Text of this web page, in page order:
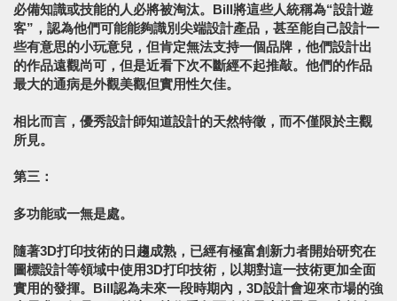
必備知識或技能的人必將被淘汰。Bill將這些人統稱為“設計遊
客”，認為他們可能能夠識別尖端設計產品，甚至能自己設計一
些有意思的小玩意兒，但肯定無法支持一個品牌，他們設計出
的作品遠觀尚可，但是近看下次不斷經不起推敲。他們的作品
最大的通病是外觀美觀但實用性欠佳。
相比而言，優秀設計師知道設計的天然特徵，而不僅限於主觀
所見。
第三：
多功能或一無是處。
隨著3D打印技術的日趨成熟，已經有極富創新力者開始研究在
圖標設計等領域中使用3D打印技術，以期對這一技術更加全面
實用的發揮。Bill認為未來一段時期內，3D設計會迎來市場的強